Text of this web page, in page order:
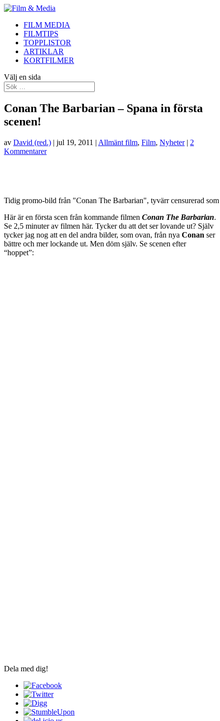
FILM MEDIA
FILMTIPS
TOPPLISTOR
ARTIKLAR
KORTFILMER
Välj en sida
Conan The Barbarian – Spana in första
scenen!
av David (red.) | jul 19, 2011 | Allmänt film, Film, Nyheter| 2
Kommentarer
Tidig promo-bild från "Conan The Barbarian", tyvärr censurerad som
Här är en första scen från kommande filmen Conan The Barbarian.
Se 2,5 minuter av filmen här. Tycker du att det ser lovande ut? Själv
tycker jag nog att en del andra bilder, som ovan, från nya Conan ser
bättre och mer lockande ut. Men döm själv. Se scenen efter
“hoppet”:
Dela med dig!